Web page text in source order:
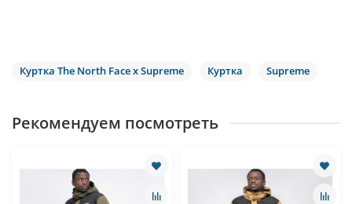
Куртка The North Face x Supreme Куртка Supreme
Рекомендуем посмотреть